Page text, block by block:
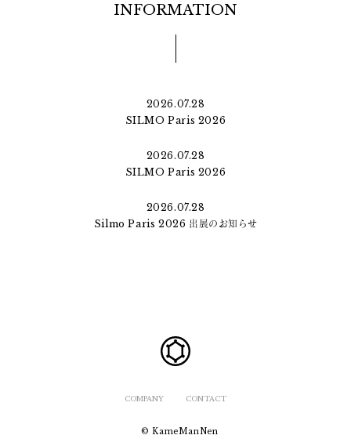
INFORMATION
2026.07.28
SILMO Paris 2026
2026.07.28
SILMO Paris 2026
2026.07.28
Silmo Paris 2026 出展のお知らせ
COMPANY CONTACT
© KameManNen